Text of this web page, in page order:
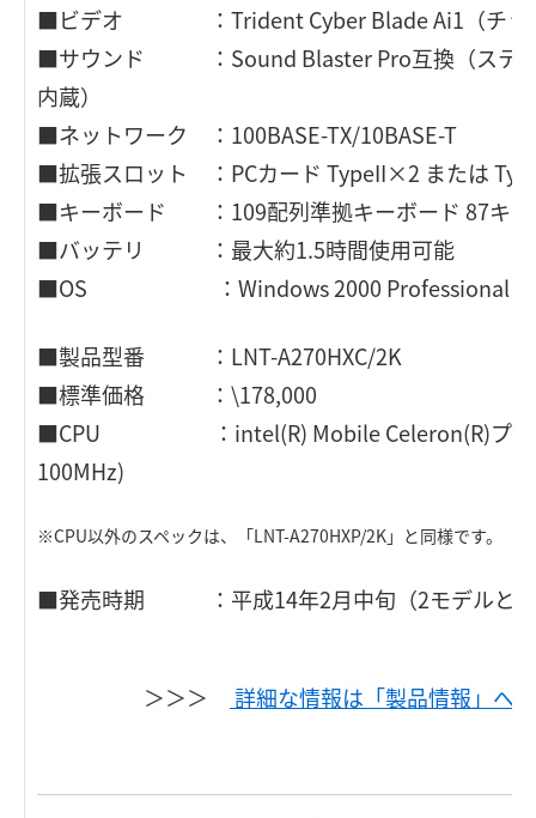
■ビデオ ：Trident Cyber Blade Ai1（チップ
■サウンド ：Sound Blaster Pro互換（ステレ
内蔵）
■ネットワーク ：100BASE-TX/10BASE-T
■拡張スロット ：PCカード TypeII×2 または
■キーボード ：109配列準拠キーボード 87キー
■バッテリ ：最大約1.5時間使用可能
■OS ：Windows 2000 Professional プリ
■製品型番 ：LNT-A270HXC/2K
■標準価格 ：\178,000
■CPU ：intel(R) Mobile Celeron(R)プロセ
100MHz)
※CPU以外のスペックは、「LNT-A270HXP/2K」と同様です。
■発売時期 ：平成14年2月中旬（2モデルとも
＞＞＞ 詳細な情報は「製品情報」へ